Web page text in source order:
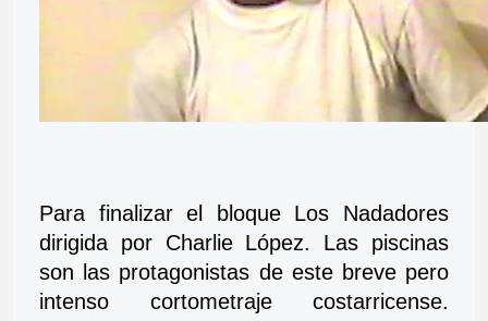
Para finalizar el bloque Los Nadadores
dirigida por Charlie López. Las piscinas
son las protagonistas de este breve pero
intenso cortometraje costarricense.